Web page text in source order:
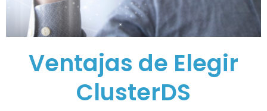
Ventajas de Elegir
ClusterDS